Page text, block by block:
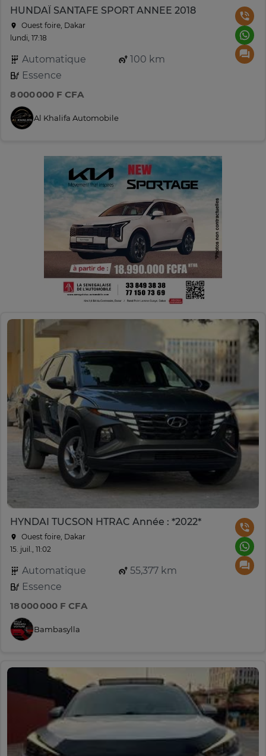
HUNDAÏ SANTAFE SPORT ANNEE 2018
Ouest foire, Dakar
lundi, 17:18
Automatique
100 km
Essence
8 000 000 F CFA
Al Khalifa Automobile
HYNDAI TUCSON HTRAC Année : *2022*
Ouest foire, Dakar
15. juil., 11:02
Automatique
55,377 km
Essence
18 000 000 F CFA
Bambasylla